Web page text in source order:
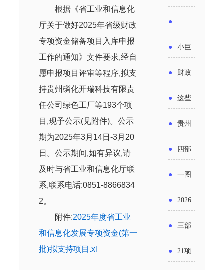
根据《省工业和信息化
厅关于做好2025年省级财政
专项资金储备项目入库申报
工作的通知》 文件要求,经自
愿申报项目评审等程序,拟支
持贵州磷化开瑞科技有限责
任公司绿色工厂等193个项
目 ,现予公示(见附件)。公示
期为2025年3月 14日 -3月 20
日。公示期间,如有异议,请
及时与省工业和信息化厅联
系,联系电话:0851-8866834
2。
附件:2025年度省工业
和信息化发展专项资金(第一
批)拟支持项目.xl
元！贵
州开展
2026年
轮汽车
销活动
省科技
成果转
化中试
报工作
出台酒
类新规
酒企出
点关注
●
小企业
发展环
境评估
发布
解）
● 小巨
了？工
信部准
备怎么
● 财政
继续实
施专精
特新中
财政奖
● 这些
贷款，
最高可
获1.5%
政贴息
● 贵州
举措激
发各类
经营主
● 四部
求做好
帮扶小
额信贷
● 一图
法及其
实施条
● 2026
金投向
● 三部
● 21项